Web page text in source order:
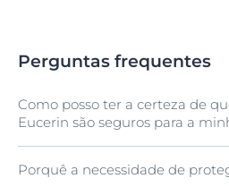
Perguntas frequentes
Como posso ter a certeza de
Eucerin são seguros para a
Todos os produtos Eucerin
Porquê a necessidade de